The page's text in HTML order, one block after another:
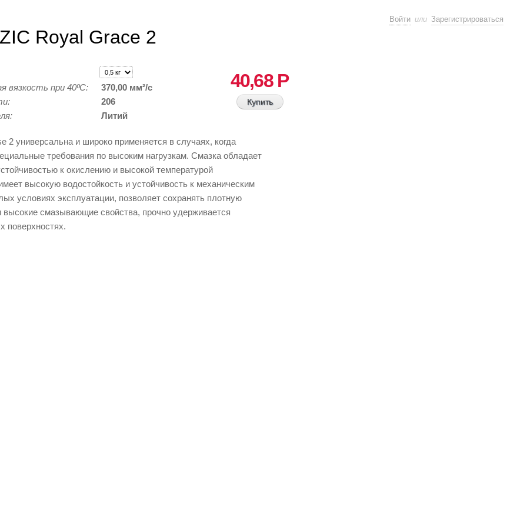
main
content
Войти или Зарегистрироваться
Royal Grace 2
40,68 Р
9.00
вязкость при 40ºС:
370,00 мм²/с
206
Литий
2 универсальна и широко применяется в случаях, когда
требования по высоким нагрузкам. Смазка обладает
к окислению и высокой температурой
высокую водостойкость и устойчивость к механическим
условиях эксплуатации, позволяет сохранять плотную
высокие смазывающие свойства, прочно удерживается
поверхностях.